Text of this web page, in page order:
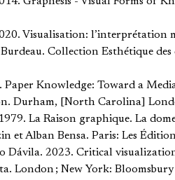
Visualisation: l’interprétation
Collection Esthétique des
Paper Knowledge: Toward a
Durham, [North Carolina]
La Raison graphique. La
et Alban Bensa. Paris: Les
Dávila. 2023. Critical
London ; New York: Bloomsbury